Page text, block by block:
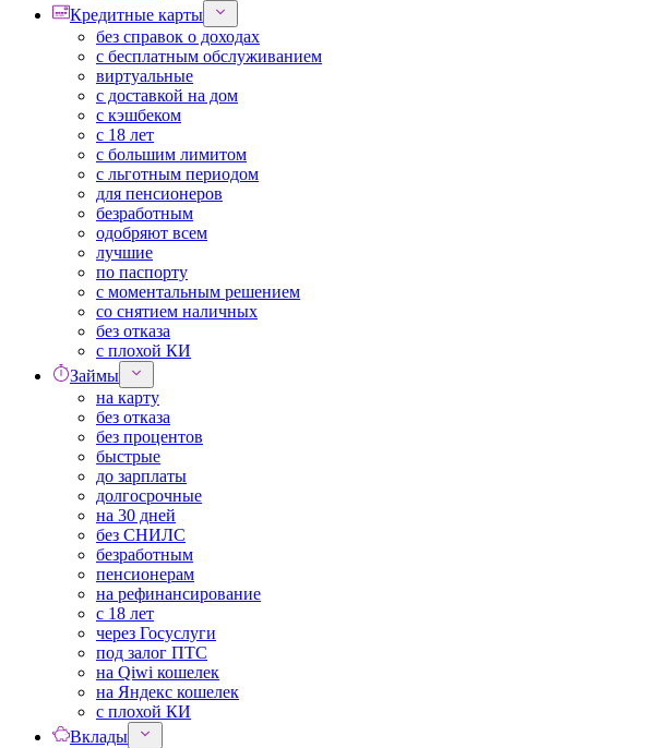
Кредитные карты
без справок о доходах
с бесплатным обслуживанием
виртуальные
с доставкой на дом
с кэшбеком
с 18 лет
с большим лимитом
с льготным периодом
для пенсионеров
безработным
одобряют всем
лучшие
по паспорту
с моментальным решением
со снятием наличных
без отказа
с плохой КИ
Займы
на карту
без отказа
без процентов
быстрые
до зарплаты
долгосрочные
на 30 дней
без СНИЛС
безработным
пенсионерам
на рефинансирование
с 18 лет
через Госуслуги
под залог ПТС
на Qiwi кошелек
на Яндекс кошелек
с плохой КИ
Вклады